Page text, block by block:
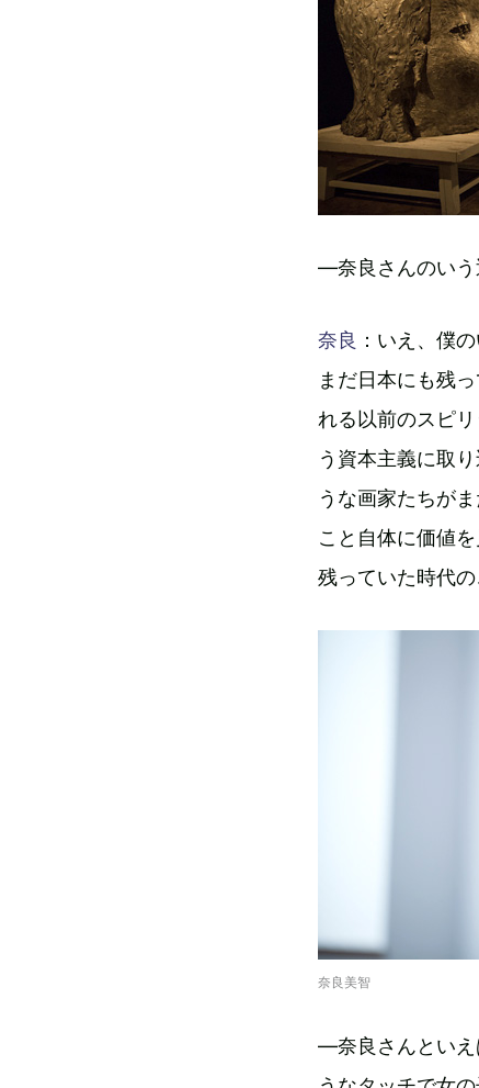
―奈良さんのいう
奈良 ：いえ、僕
まだ日本にも残
れる以前のスピ
う資本主義に取
うな画家たちが
こと自体に価値
残っていた時代の
奈良美智
―奈良さんといえ